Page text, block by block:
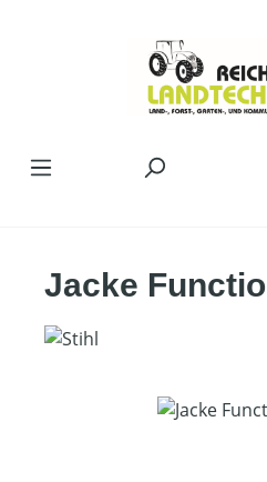
Jacke
Bildergalerie überspringen